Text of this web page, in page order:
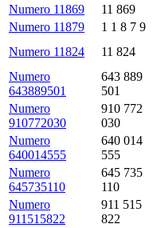
Numero 11869
11 869
Numero 11879
1 1 8 7 9
Numero 11824
11 824
Numero
643889501
643 889
501
Numero
910772030
910 772
030
Numero
640014555
640 014
555
Numero
645735110
645 735
110
Numero
911515822
911 515
822